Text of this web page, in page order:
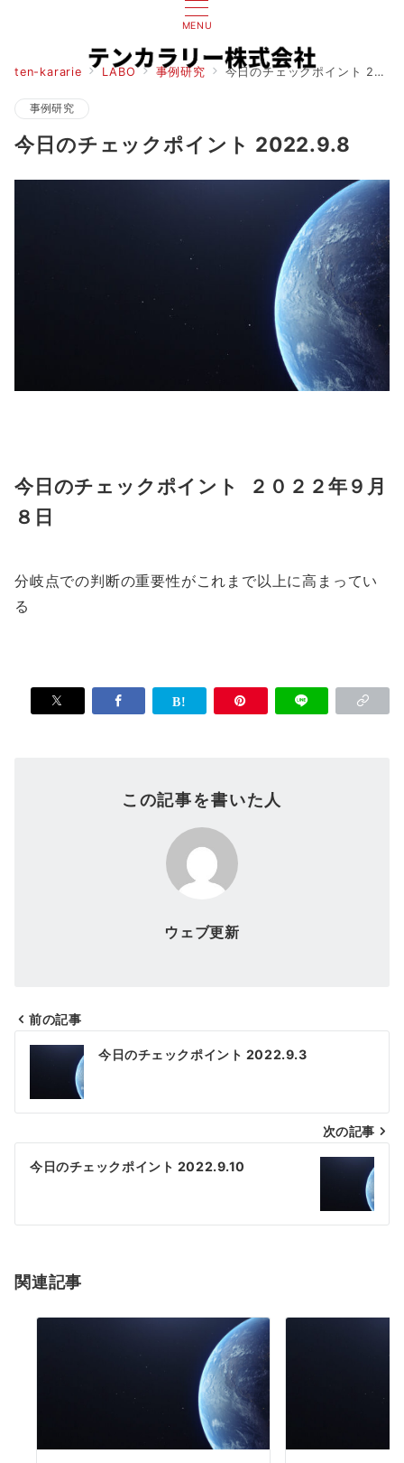
MENU
ten-kararie LABO 事例研究 今日のチェックポイント 2022.9.8
事例研究
今日のチェックポイント 2022.9.8
今日のチェックポイント ２０２２年９月
８日
分岐点での判断の重要性がこれまで以上に高まってい
る
この記事を書いた人
ウェブ更新
投
ナ
ビ
ゲ
シ
ン
前の記事
今日のチェックポイント 2022.9.3
次の記事
今日のチェックポイント 2022.9.10
関連記事